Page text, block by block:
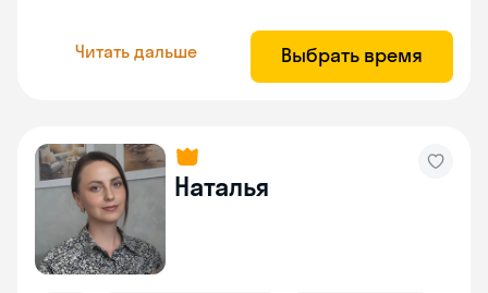
Читать дальше Выбрать время
Наталья